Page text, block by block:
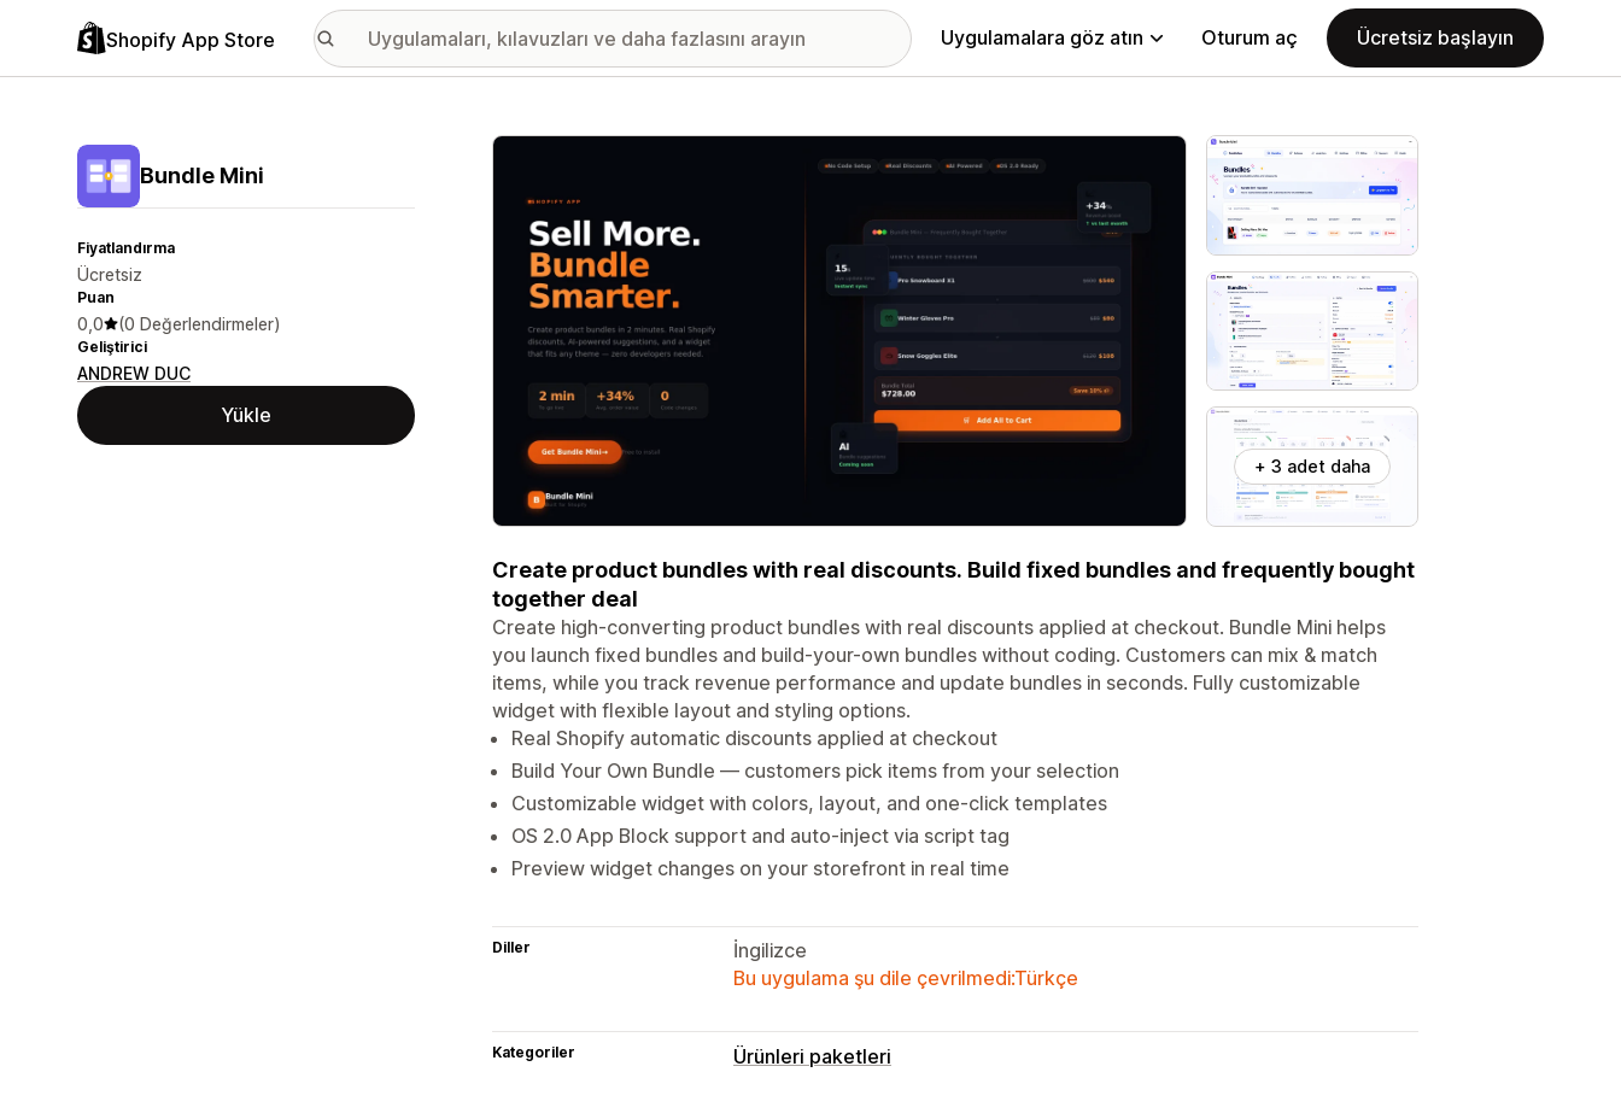
Shopify App Store Uygulamalara göz atın Oturum aç Ücretsiz başlayın
Bundle Mini
Fiyatlandırma
Ücretsiz
Puan
0,0 (0 Değerlendirmeler)
Geliştirici
ANDREW DUC
Yükle
Öne çıkan görsel galerisi
+ 3 adet daha
Create product bundles with real discounts. Build fixed bundles and frequently bought
together deal
Create high-converting product bundles with real discounts applied at checkout. Bundle Mini helps
you launch fixed bundles and build-your-own bundles without coding. Customers can mix & match
items, while you track revenue performance and update bundles in seconds. Fully customizable
widget with flexible layout and styling options.
Real Shopify automatic discounts applied at checkout
Build Your Own Bundle — customers pick items from your selection
Customizable widget with colors, layout, and one-click templates
OS 2.0 App Block support and auto-inject via script tag
Preview widget changes on your storefront in real time
Diller
İngilizce
Bu uygulama şu dile çevrilmedi:Türkçe
Kategoriler Ürünleri paketleri